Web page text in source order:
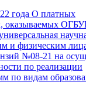
года О платных
оказываемых
и физическим
№08-21 на
по реализации
по видам